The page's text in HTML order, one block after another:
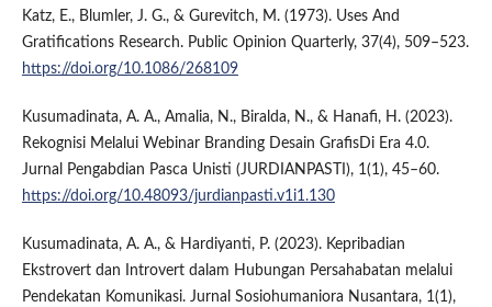
Katz, E., Blumler, J. G., & Gurevitch, M. (1973). Uses And
Gratifications Research. Public Opinion Quarterly, 37(4), 509–523.
https://doi.org/10.1086/268109
Kusumadinata, A. A., Amalia, N., Biralda, N., & Hanafi, H. (2023).
Rekognisi Melalui Webinar Branding Desain GrafisDi Era 4.0.
Jurnal Pengabdian Pasca Unisti (JURDIANPASTI), 1(1), 45–60.
https://doi.org/10.48093/jurdianpasti.v1i1.130
Kusumadinata, A. A., & Hardiyanti, P. (2023). Kepribadian
Ekstrovert dan Introvert dalam Hubungan Persahabatan melalui
Pendekatan Komunikasi. Jurnal Sosiohumaniora Nusantara, 1(1),